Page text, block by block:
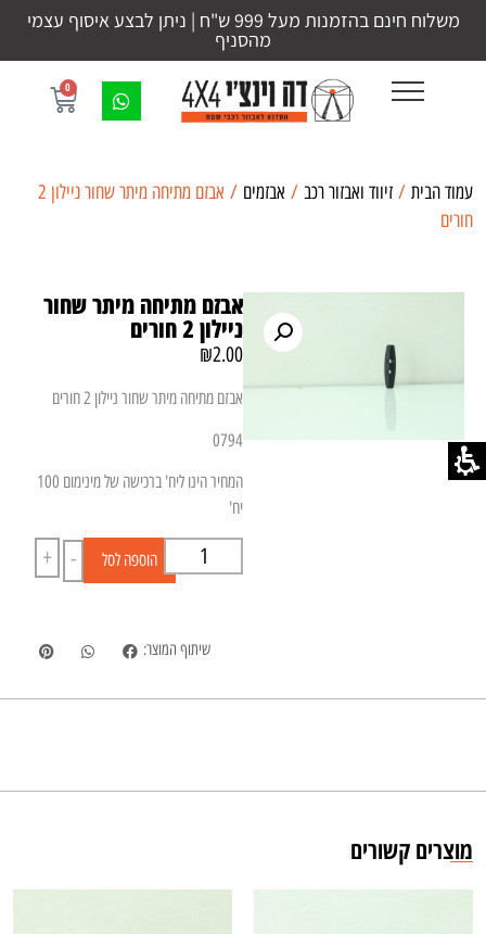
משלוח חינם בהזמנות מעל 999 ש"ח | ניתן לבצע איסוף עצמי
מהסניף
0
עמוד הבית / זיווד ואבזור רכב / אבזמים
/ אבזם מתיחה מיתר שחור ניילון 2
חורים
אבזם מתיחה מיתר שחור
ניילון 2 חורים
₪2.00
אבזם מתיחה מיתר שחור ניילון 2 חורים
0794
המחיר הינו ליח' ברכישה של מינימום 100
יח'
-
+ הוספה לסל
שיתוף המוצר:
מוצרים קשורים